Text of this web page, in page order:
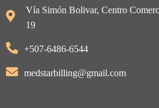
Vía Simón Bolivar, Centro
19
+507-6486-6544
medstarbilling@gmail.com